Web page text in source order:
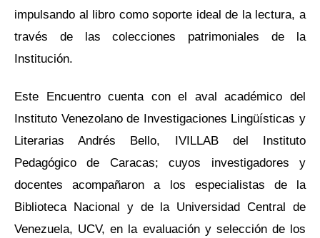
impulsando al libro como soporte ideal de la lectura, a
través de las colecciones patrimoniales de la
Institución.
Este Encuentro cuenta con el aval académico del
Instituto Venezolano de Investigaciones Lingüísticas y
Literarias Andrés Bello, IVILLAB del Instituto
Pedagógico de Caracas; cuyos investigadores y
docentes acompañaron a los especialistas de la
Biblioteca Nacional y de la Universidad Central de
Venezuela, UCV, en la evaluación y selección de los